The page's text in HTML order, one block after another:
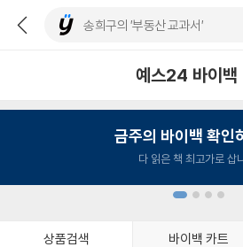
예스24 바이백
금주의 바이백 확인
다 읽은 책 최고가로 삽
상품검색 바이백 카트